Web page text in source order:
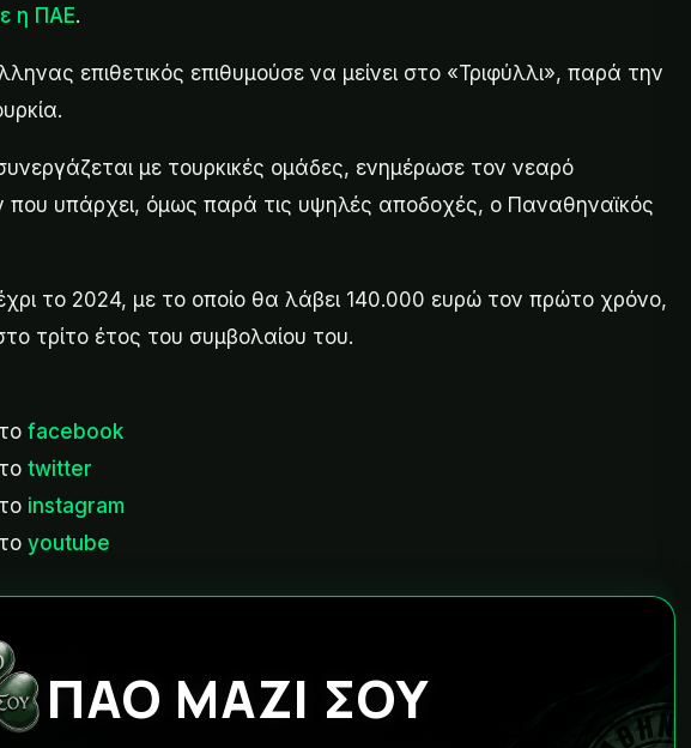
η ΠΑΕ.
επιθετικός επιθυμούσε να μείνει στο «Τριφύλλι», παρά την
με τουρκικές ομάδες, ενημέρωσε τον νεαρό
που υπάρχει, όμως παρά τις υψηλές αποδοχές, ο Παναθηναϊκός
το 2024, με το οποίο θα λάβει 140.000 ευρώ τον πρώτο χρόνο,
τρίτο έτος του συμβολαίου του.
facebook
twitter
instagram
youtube
ΠΑΟ ΜΑΖΙ ΣΟΥ